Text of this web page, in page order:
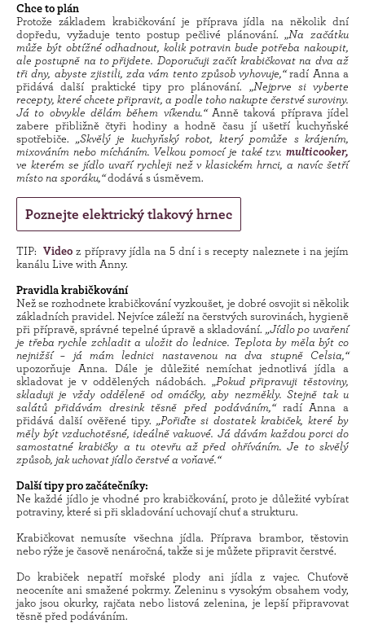
Chce to plán
Protože základem krabičkování je příprava jídla na několik dní
dopředu, vyžaduje tento postup pečlivé plánování. „Na začátku
může být obtížné odhadnout, kolik potravin bude potřeba nakoupit,
ale postupně na to přijdete. Doporučuji začít krabičkovat na dva až
tři dny, abyste zjistili, zda vám tento způsob vyhovuje,“radí Anna a
přidává další praktické tipy pro plánování. „Nejprve si vyberte
recepty, které chcete připravit, a podle toho nakupte čerstvé suroviny.
Já to obvykle dělám během víkendu.“Anně taková příprava jídel
zabere přibližně čtyři hodiny a hodně času jí ušetří kuchyňské
spotřebiče. „Skvělý je kuchyňský robot, který pomůže s krájením,
mixováním nebo mícháním. Velkou pomocí je také tzv. multicooker,
ve kterém se jídlo uvaří rychleji než v klasickém hrnci, a navíc šetří
místo na sporáku,“dodává s úsměvem.
Poznejte elektrický tlakový hrnec
TIP: Video z přípravy jídla na 5 dní i s recepty naleznete i na jejím
kanálu Live with Anny.
Pravidla krabičkování
Než se rozhodnete krabičkování vyzkoušet, je dobré osvojit si několik
základních pravidel. Nejvíce záleží na čerstvých surovinách, hygieně
při přípravě, správné tepelné úpravě a skladování. „Jídlo po uvaření
je třeba rychle zchladit a uložit do lednice. Teplota by měla být co
nejnižší – já mám lednici nastavenou na dva stupně Celsia,“
upozorňuje Anna. Dále je důležité nemíchat jednotlivá jídla a
skladovat je v oddělených nádobách. „Pokud připravuji těstoviny,
skladuji je vždy odděleně od omáčky, aby nezměkly. Stejně tak u
salátů přidávám dresink těsně před podáváním,“radí Anna a
přidává další ověřené tipy. „Pořiďte si dostatek krabiček, které by
měly být vzduchotěsné, ideálně vakuové. Já dávám každou porci do
samostatné krabičky a tu otevřu až před ohříváním. Je to skvělý
způsob, jak uchovat jídlo čerstvé a voňavé.“
Další tipy pro začátečníky:
Ne každé jídlo je vhodné pro krabičkování, proto je důležité vybírat
potraviny, které si při skladování uchovají chuť a strukturu.
Krabičkovat nemusíte všechna jídla. Příprava brambor, těstovin
nebo rýže je časově nenáročná, takže si je můžete připravit čerstvé.
Do krabiček nepatří mořské plody ani jídla z vajec. Chuťově
neoceníte ani smažené pokrmy. Zeleninu s vysokým obsahem vody,
jako jsou okurky, rajčata nebo listová zelenina, je lepší připravovat
těsně před podáváním.